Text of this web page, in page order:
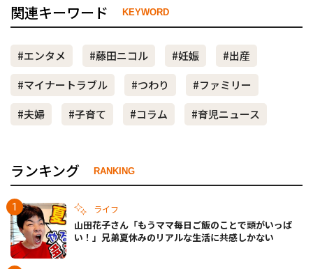
関連キーワード KEYWORD
#エンタメ #藤田ニコル #妊娠
#出産
#マイナートラブル
#つわり
#ファミリー
#夫婦
#子育て #コラム #育児ニュース
ランキング RANKING
ライフ
山田花子さん「もうママ毎日ご飯のことで頭がいっぱ
い！」兄弟夏休みのリアルな生活に共感しかない